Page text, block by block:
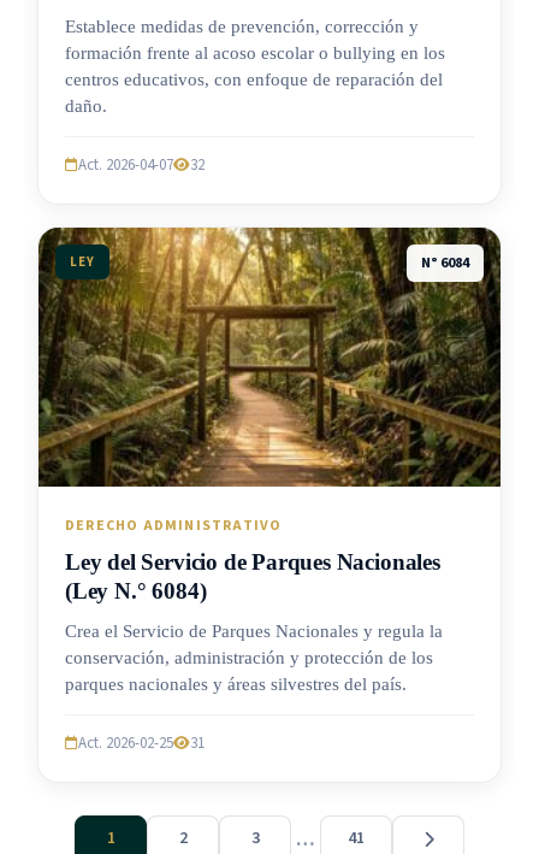
Establece medidas de prevención, corrección y
formación frente al acoso escolar o bullying en los
centros educativos, con enfoque de reparación del
daño.
Act. 2026-04-07 32
LEY N° 6084
DERECHO ADMINISTRATIVO
Ley del Servicio de Parques Nacionales
(Ley N.° 6084)
Crea el Servicio de Parques Nacionales y regula la
conservación, administración y protección de los
parques nacionales y áreas silvestres del país.
Act. 2026-02-25 31
1 2 3 … 41